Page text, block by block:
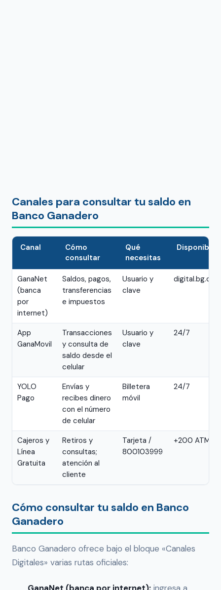
Canales para consultar tu saldo en
Banco Ganadero
Canal
Cómo
consultar
Qué
necesitas
GanaNet
(banca
por
internet)
Saldos, pagos,
transferencias
e impuestos
Usuario y
clave
App
GanaMovil
Transacciones
y consulta de
saldo desde el
celular
Usuario y
clave
24/7
YOLO
Pago
Envías y
recibes dinero
con el número
de celular
Billetera
móvil
24/7
Cajeros y
Línea
Gratuita
Retiros y
consultas;
atención al
cliente
Tarjeta /
800103999
+200 ATMs
Cómo consultar tu saldo en Banco
Ganadero
Banco Ganadero ofrece bajo el bloque «Canales
Digitales» varias rutas oficiales: